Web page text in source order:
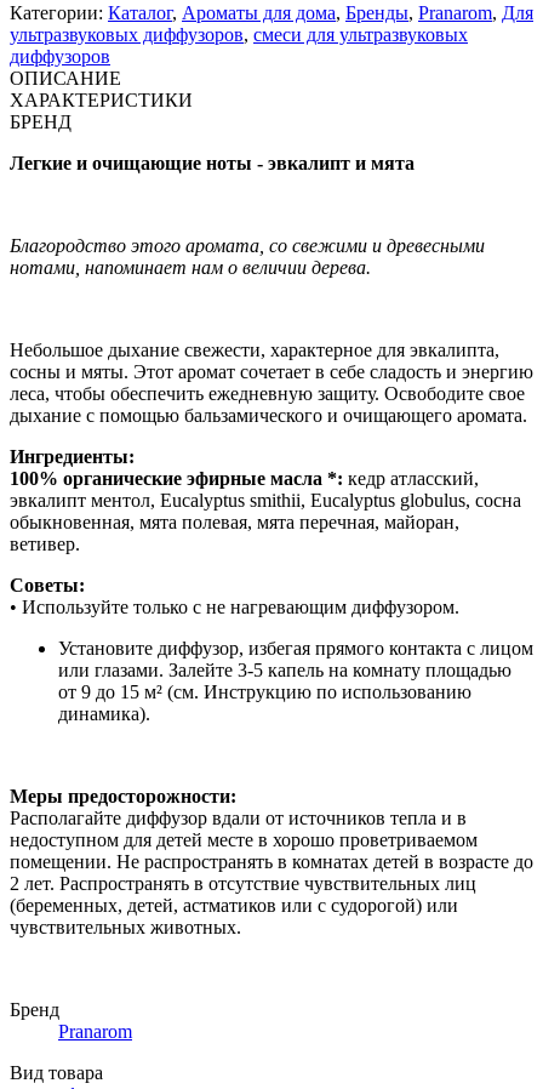
Категории: Каталог, Ароматы для дома, Бренды, Pranarom, Для
ультразвуковых диффузоров, смеси для ультразвуковых
диффузоров
ОПИСАНИЕ
ХАРАКТЕРИСТИКИ
БРЕНД
Легкие и очищающие ноты - эвкалипт и мята
Благородство этого аромата, со свежими и древесными
нотами, напоминает нам о величии дерева.
Небольшое дыхание свежести, характерное для эвкалипта,
сосны и мяты. Этот аромат сочетает в себе сладость и энергию
леса, чтобы обеспечить ежедневную защиту. Освободите свое
дыхание с помощью бальзамического и очищающего аромата.
Ингредиенты:
100% органические эфирные масла *: кедр атласский,
эвкалипт ментол, Eucalyptus smithii, Eucalyptus globulus, сосна
обыкновенная, мята полевая, мята перечная, майоран,
ветивер.
Советы:
• Используйте только с не нагревающим диффузором.
Установите диффузор, избегая прямого контакта с лицом
или глазами. Залейте 3-5 капель на комнату площадью
от 9 до 15 м² (см. Инструкцию по использованию
динамика).
Меры предосторожности:
Располагайте диффузор вдали от источников тепла и в
недоступном для детей месте в хорошо проветриваемом
помещении. Не распространять в комнатах детей в возрасте до
2 лет. Распространять в отсутствие чувствительных лиц
(беременных, детей, астматиков или с судорогой) или
чувствительных животных.
Бренд
Pranarom
Вид товара